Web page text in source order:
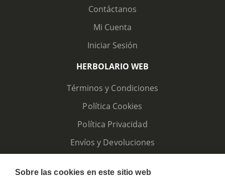
Contáctanos
Mi Cuenta
Iniciar Sesión
HERBOLARIO WEB
Términos y Condiciones
Política Cookies
Política Privacidad
Envíos y Devoluciones
Sobre las cookies en este sitio web